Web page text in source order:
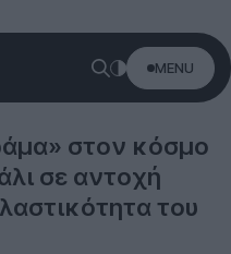
MENU
στον κόσμο
σε αντοχή
του